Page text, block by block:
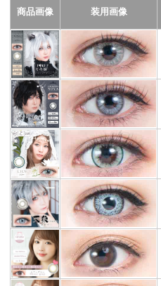
商品画像 装用画像